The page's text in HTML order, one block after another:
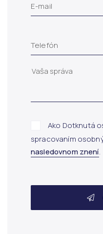
E-mail
Telefón
Ako Dotknutá
spracovaním
nasledovnom znení.